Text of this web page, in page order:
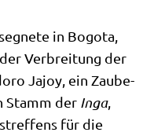
in Bogo­ta,
Ver­brei­tung der
Jajoy, ein Zau­be­
Stamm der Inga,
für die